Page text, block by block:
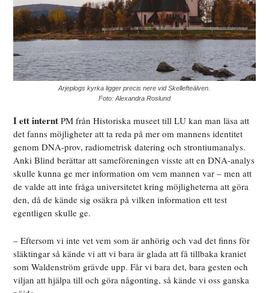
Arjeplogs kyrka ligger precis nere vid Skellefteälven.
Foto: Alexandra Roslund
I ett interntPM från Historiska museet till LU kan man läsa att
det fanns möjligheter att ta reda på mer om mannens identitet
genom DNA-prov, radiometrisk datering och strontiumanalys.
Anki Blind berättar att sameföreningen visste att en DNA-analys
skulle kunna ge mer information om vem mannen var – men att
de valde att inte fråga universitetet kring möjligheterna att göra
den, då de kände sig osäkra på vilken information ett test
egentligen skulle ge.
– Eftersom vi inte vet vem som är anhörig och vad det finns för
släktingar så kände vi att vi bara är glada att få tillbaka kraniet
som Waldenström grävde upp. Får vi bara det, bara gesten och
viljan att hjälpa till och göra någonting, så kände vi oss ganska